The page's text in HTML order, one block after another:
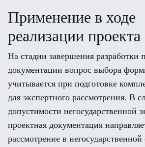
Применение в ходе
реализации проекта
На стадии завершения разработки
документации вопрос выбора
учитывается при подготовке
для экспертного рассмотрения. В
допустимости негосударственной
проектная документация
рассмотрение в